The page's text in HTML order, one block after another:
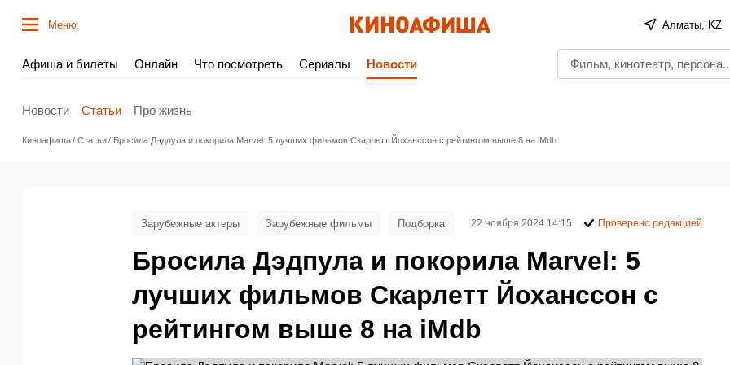
Меню Алматы, KZ
Афиша и билеты Онлайн Что посмотреть Сериалы Новости
Новости Статьи Про жизнь
Киноафиша Статьи Бросила Дэдпула и покорила Marvel: 5 лучших фильмов Скарлетт Йоханссон с рейтингом выше 8 на iMdb
Бросила Дэдпула и покорила Marvel: 5
лучших фильмов Скарлетт Йоханссон с
рейтингом выше 8 на iMdb
Зарубежные актеры Зарубежные фильмы Подборка 22 ноября 2024 14:15 Проверено редакцией